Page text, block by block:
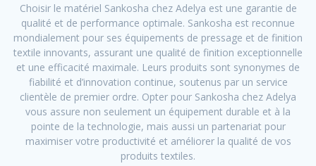
Choisir le matériel Sankosha chez Adelya est une garantie de
qualité et de performance optimale. Sankosha est reconnue
mondialement pour ses équipements de pressage et de finition
textile innovants, assurant une qualité de finition exceptionnelle
et une efficacité maximale. Leurs produits sont synonymes de
fiabilité et d’innovation continue, soutenus par un service
clientèle de premier ordre. Opter pour Sankosha chez Adelya
vous assure non seulement un équipement durable et à la
pointe de la technologie, mais aussi un partenariat pour
maximiser votre productivité et améliorer la qualité de vos
produits textiles.